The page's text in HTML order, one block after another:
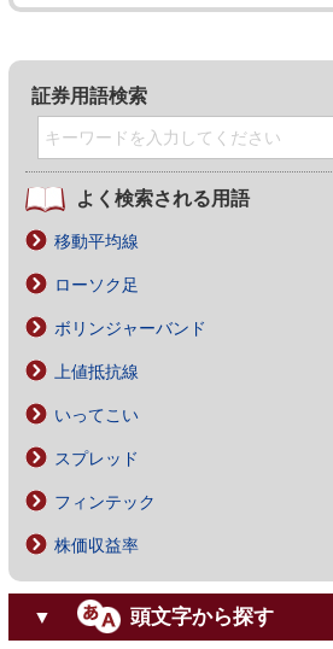
証券用語検索
よく検索される用語
移動平均線
ローソク足
ボリンジャーバンド
上値抵抗線
いってこい
スプレッド
フィンテック
株価収益率
▼ 頭文字から探す